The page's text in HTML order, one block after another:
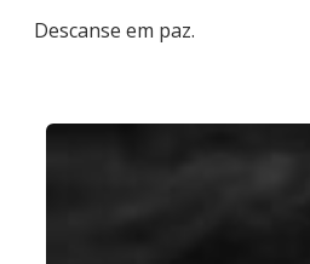
Descanse em paz.